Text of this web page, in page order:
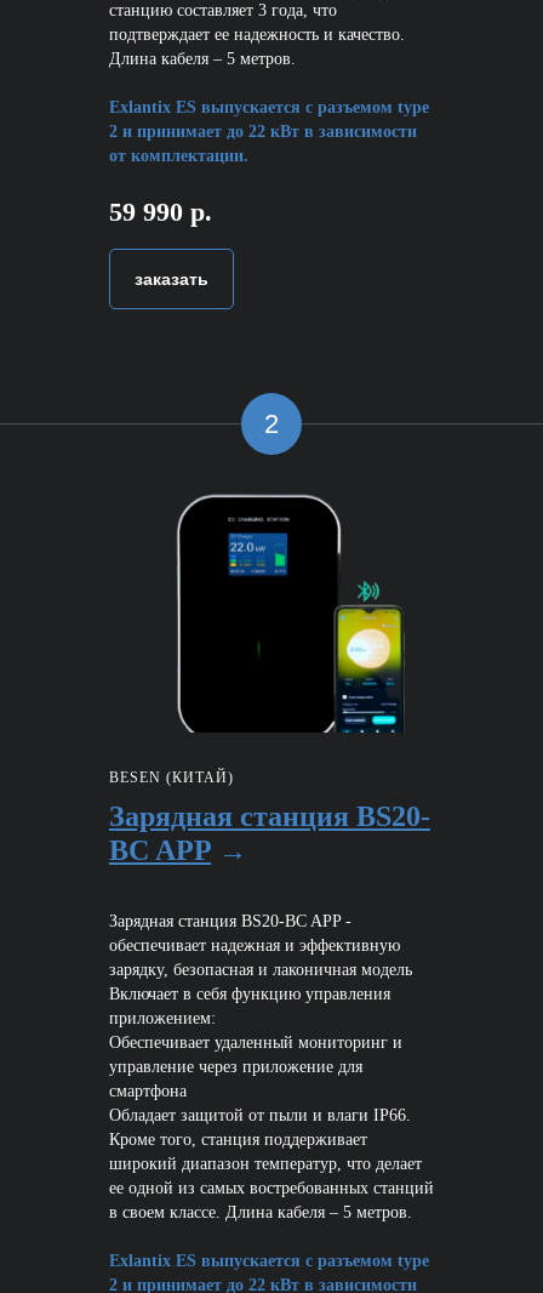
станцию составляет 3 года, что
подтверждает ее надежность и качество.
Длина кабеля – 5 метров.
Exlantix ES выпускается с разъемом type
2 и принимает до 22 кВт в зависимости
от комплектации.
59 990 р.
заказать
2
BESEN (КИТАЙ)
Зарядная станция BS20-
BC APP →
Зарядная станция BS20-BC APP -
обеспечивает надежная и эффективную
зарядку, безопасная и лаконичная модель
Включает в себя функцию управления
приложением:
Обеспечивает удаленный мониторинг и
управление через приложение для
смартфона
Обладает защитой от пыли и влаги IP66.
Кроме того, станция поддерживает
широкий диапазон температур, что делает
ее одной из самых востребованных станций
в своем классе. Длина кабеля – 5 метров.
Exlantix ES выпускается с разъемом type
2 и принимает до 22 кВт в зависимости